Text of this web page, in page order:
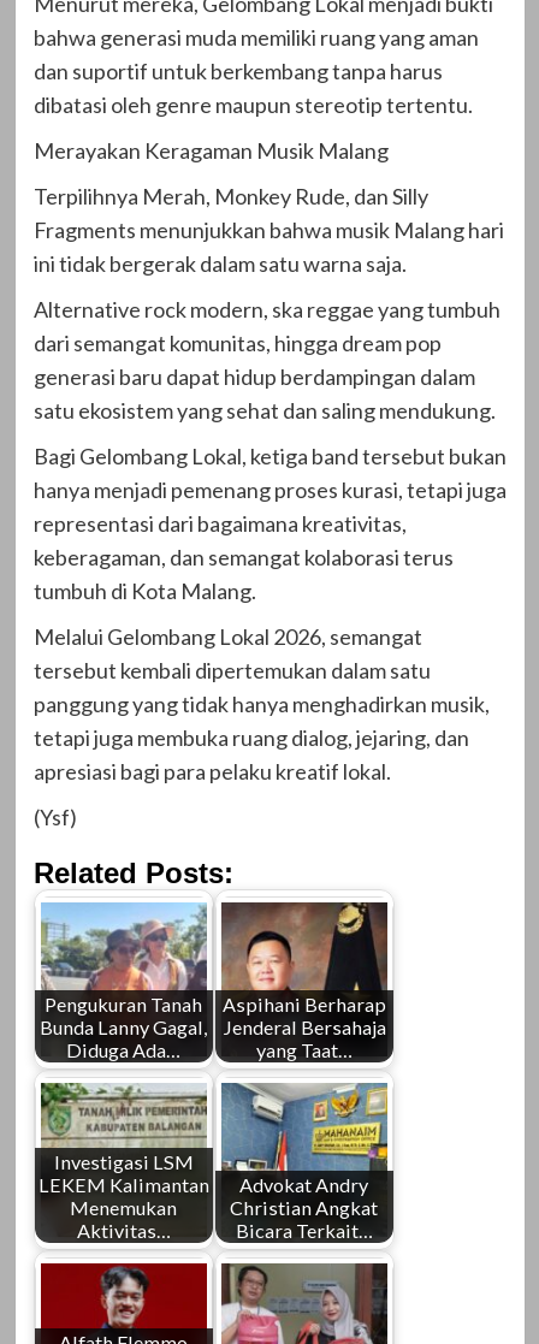
bahwa generasi muda memiliki ruang yang aman
dan suportif untuk berkembang tanpa harus
dibatasi oleh genre maupun stereotip tertentu.
Merayakan Keragaman Musik Malang
Terpilihnya Merah, Monkey Rude, dan Silly
Fragments menunjukkan bahwa musik Malang hari
ini tidak bergerak dalam satu warna saja.
Alternative rock modern, ska reggae yang tumbuh
dari semangat komunitas, hingga dream pop
generasi baru dapat hidup berdampingan dalam
satu ekosistem yang sehat dan saling mendukung.
Bagi Gelombang Lokal, ketiga band tersebut bukan
hanya menjadi pemenang proses kurasi, tetapi juga
representasi dari bagaimana kreativitas,
keberagaman, dan semangat kolaborasi terus
tumbuh di Kota Malang.
Melalui Gelombang Lokal 2026, semangat
tersebut kembali dipertemukan dalam satu
panggung yang tidak hanya menghadirkan musik,
tetapi juga membuka ruang dialog, jejaring, dan
apresiasi bagi para pelaku kreatif lokal.
(Ysf)
Related Posts:
Pengukuran Tanah
Bunda Lanny Gagal,
Diduga Ada…
Aspihani Berharap
Jenderal Bersahaja
yang Taat…
Investigasi LSM
LEKEM Kalimantan
Menemukan
Aktivitas…
Advokat Andry
Christian Angkat
Bicara Terkait…